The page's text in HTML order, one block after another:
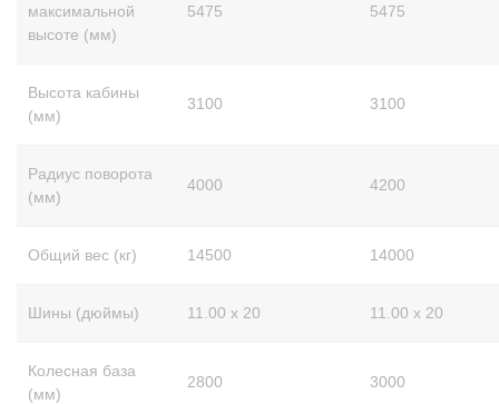
максимальной
высоте (мм)
5475 5475
Высота кабины
(мм)
3100 3100
Радиус поворота
(мм)
4000 4200
Общий вес (кг) 14500 14000
Шины (дюймы) 11.00 x 20 11.00 x 20
Колесная база
(мм)
2800 3000